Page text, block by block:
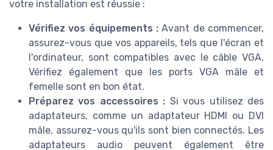
votre installation est réussie :
Vérifiez vos équipements : Avant de commencer,
assurez-vous que vos appareils, tels que l'écran et
l'ordinateur, sont compatibles avec le câble VGA.
Vérifiez également que les ports VGA mâle et
femelle sont en bon état.
Préparez vos accessoires : Si vous utilisez des
adaptateurs, comme un adaptateur HDMI ou DVI
mâle, assurez-vous qu'ils sont bien connectés. Les
adaptateurs audio peuvent également être